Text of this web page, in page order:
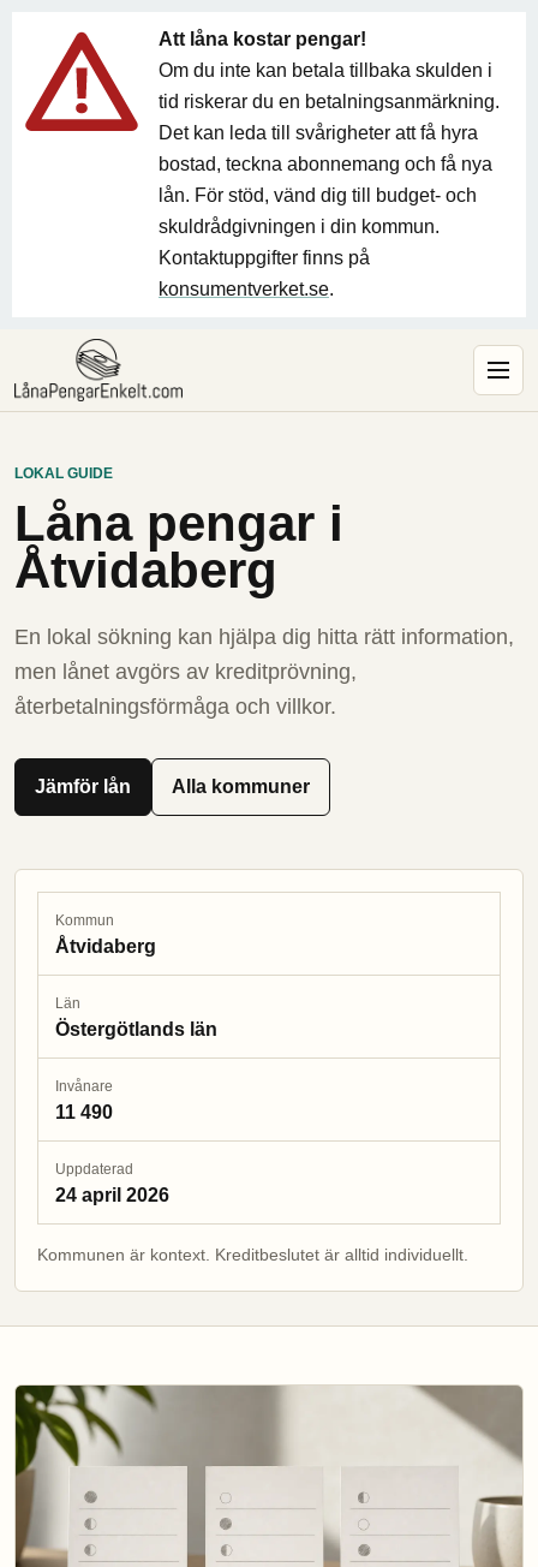
Att låna kostar pengar!
Om du inte kan betala tillbaka skulden i
tid riskerar du en betalningsanmärkning.
Det kan leda till svårigheter att få hyra
bostad, teckna abonnemang och få nya
lån. För stöd, vänd dig till budget- och
skuldrådgivningen i din kommun.
Kontaktuppgifter finns på
konsumentverket.se.
LOKAL GUIDE
Låna pengar i
Åtvidaberg
En lokal sökning kan hjälpa dig hitta rätt information,
men lånet avgörs av kreditprövning,
återbetalningsförmåga och villkor.
Jämför lån Alla kommuner
Kommun
Åtvidaberg
Län
Östergötlands län
Invånare
11 490
Uppdaterad
24 april 2026
Kommunen är kontext. Kreditbeslutet är alltid individuellt.